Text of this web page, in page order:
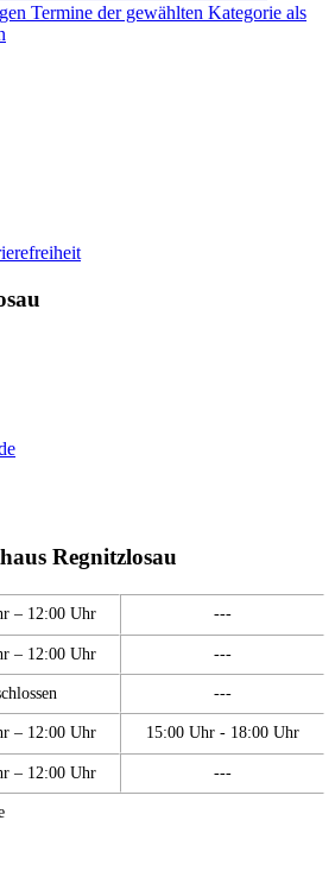
Termine der gewählten Kategorie als
Regnitzlosau
– 12:00 Uhr ---
– 12:00 Uhr ---
---
– 12:00 Uhr 15:00 Uhr - 18:00 Uhr
– 12:00 Uhr ---